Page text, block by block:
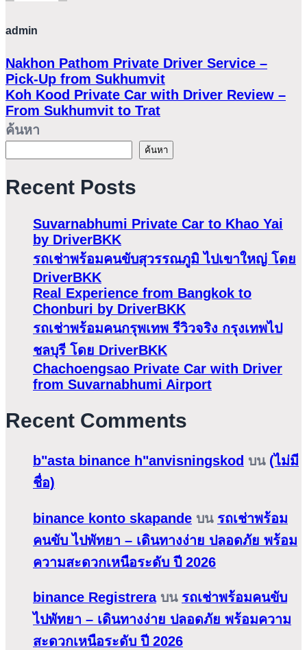
admin
Nakhon Pathom Private Driver Service –
Pick-Up from Sukhumvit
Koh Kood Private Car with Driver Review –
From Sukhumvit to Trat
ค้นหา
ค้นหา
Recent Posts
Suvarnabhumi Private Car to Khao Yai
by DriverBKK
รถเช่าพร้อมคนขับสุวรรณภูมิ ไปเขาใหญ่ โดย
DriverBKK
Real Experience from Bangkok to
Chonburi by DriverBKK
รถเช่าพร้อมคนกรุพเทพ รีวิวจริง กรุงเทพไป
ชลบุรี โดย DriverBKK
Chachoengsao Private Car with Driver
from Suvarnabhumi Airport
Recent Comments
b"asta binance h"anvisningskod บน (ไม่มี
ชื่อ)
binance konto skapande บน รถเช่าพร้อม
คนขับ ไปพัทยา – เดินทางง่าย ปลอดภัย พร้อม
ความสะดวกเหนือระดับ ปี 2026
binance Registreraบน รถเช่าพร้อมคนขับ
ไปพัทยา – เดินทางง่าย ปลอดภัย พร้อมความ
สะดวกเหนือระดับ ปี 2026